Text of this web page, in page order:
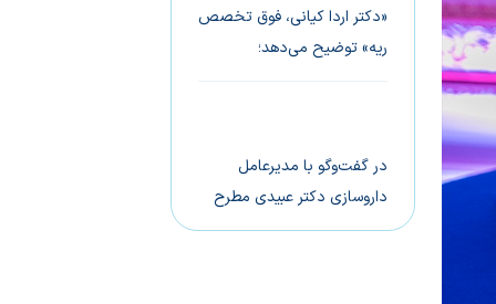
«دکتر اردا کیانی،‌ فوق تخصص
ریه» توضیح می‌دهد؛
در گفت‌وگو با مدیرعامل
داروسازی دکتر عبیدی مطرح
شد؛